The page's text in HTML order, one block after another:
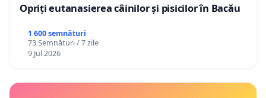
Opriți eutanasierea câinilor și pisicilor în Bacău
1 600 semnături
73 Semnături / 7 zile
9 Jul 2026